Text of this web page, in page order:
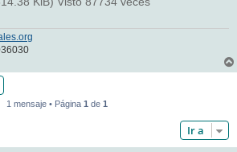
1 mensaje • Página 1 de 1
Ir a